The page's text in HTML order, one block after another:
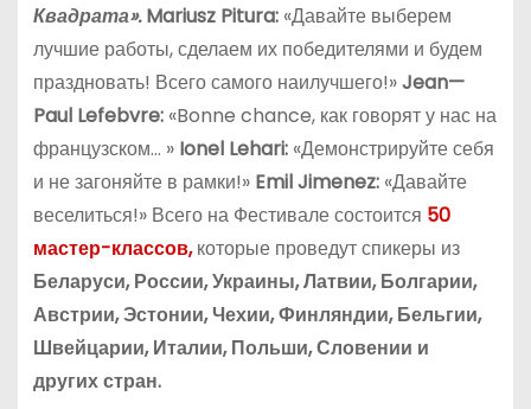
Квадрата». Mariusz Pitura:«Давайте выберем
лучшие работы, сделаем их победителями и будем
праздновать! Всего самого наилучшего!»Jean—
Paul Lefebvre:«Bonne chance, как говорят у нас на
французском… » Ionel Lehari:«Демонстрируйте себя
и не загоняйте в рамки!» EmilJimenez:«Давайте
веселиться!» Всего на Фестивале состоится 50
мастер-классов,которые проведут спикеры из
Беларуси, России, Украины, Латвии, Болгарии,
Австрии, Эстонии, Чехии, Финляндии, Бельгии,
Швейцарии, Италии, Польши, Словении и
других стран.